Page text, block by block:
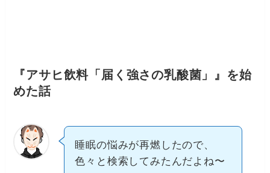
『アサヒ飲料「届く強さの乳酸菌」』を始
めた話
睡眠の悩みが再燃したので、
色々と検索してみたんだよね〜